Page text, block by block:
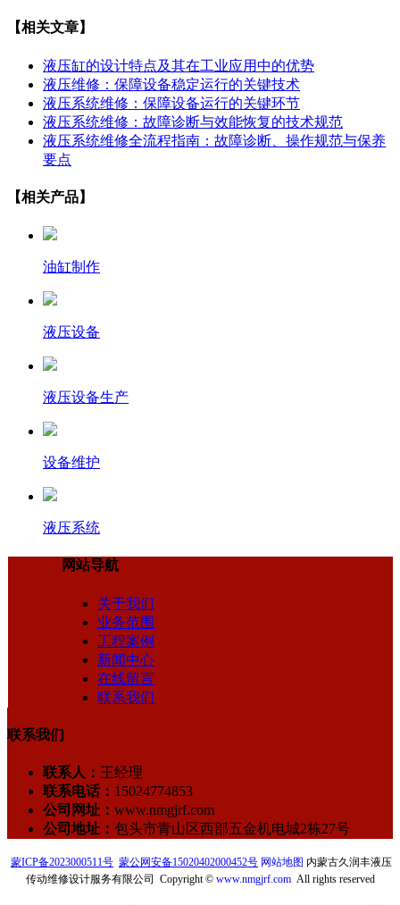
【相关文章】
液压缸的设计特点及其在工业应用中的优势
液压维修：保障设备稳定运行的关键技术
液压系统维修：保障设备运行的关键环节
液压系统维修：故障诊断与效能恢复的技术规范
液压系统维修全流程指南：故障诊断、操作规范与保养
要点
【相关产品】
油缸制作
液压设备
液压设备生产
设备维护
液压系统
网站导航
关于我们
业务范围
工程案例
新闻中心
在线留言
联系我们
联系我们
联系人： 王经理
联系电话： 15024774853
公司网址： www.nmgjrf.com
公司地址： 包头市青山区西部五金机电城2栋27号
蒙ICP备2023000511号 蒙公网安备15020402000452号 网站地图 内蒙古久润丰液压
传动维修设计服务有限公司 Copyright © www.nmgjrf.comAll rights reserved